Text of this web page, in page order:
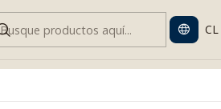
CL
de Movimiento